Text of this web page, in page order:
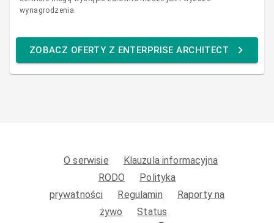
wynagrodzenia.
ZOBACZ OFERTY Z ENTERPRISE ARCHITECT
O serwisie
Klauzula informacyjna
RODO
Polityka
prywatności
Regulamin
Raporty na
żywo
Status